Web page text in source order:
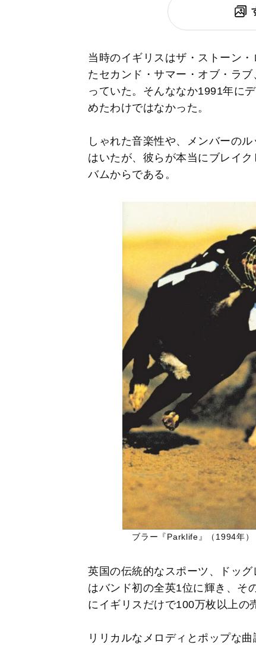
当時のイギリスはザ・ストーン
たセカンド・サマー・オブ・ラ
っていた。そんななか1991年に
めたわけではなかった。
しゃれた音楽性や、メンバーの
はいたが、彼らが本当にブレイ
バムからである。
ブラー『Parklife』（1994年）
英国の伝統的なスポーツ、ドッ
はバンド初の全英1位に輝き、そ
にイギリスだけで100万枚以上の
リリカルなメロディとポップな